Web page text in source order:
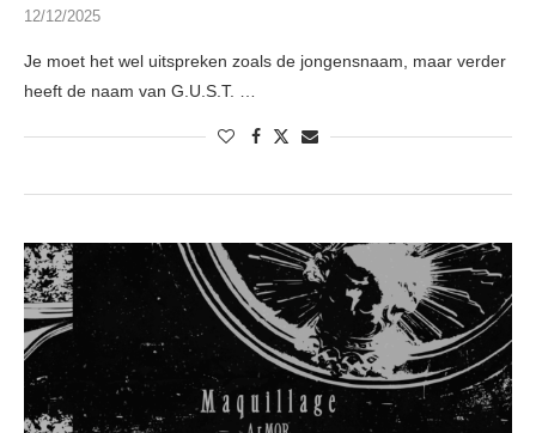
12/12/2025
Je moet het wel uitspreken zoals de jongensnaam, maar verder
heeft de naam van G.U.S.T. …